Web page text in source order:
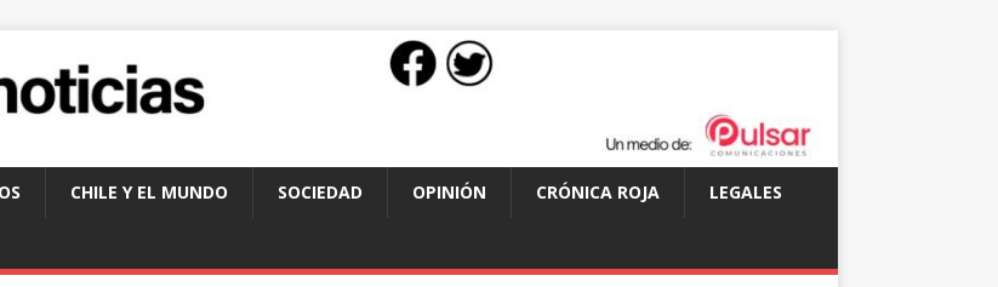
CHILE Y EL MUNDO SOCIEDAD OPINIÓN CRÓNICA ROJA LEGALES